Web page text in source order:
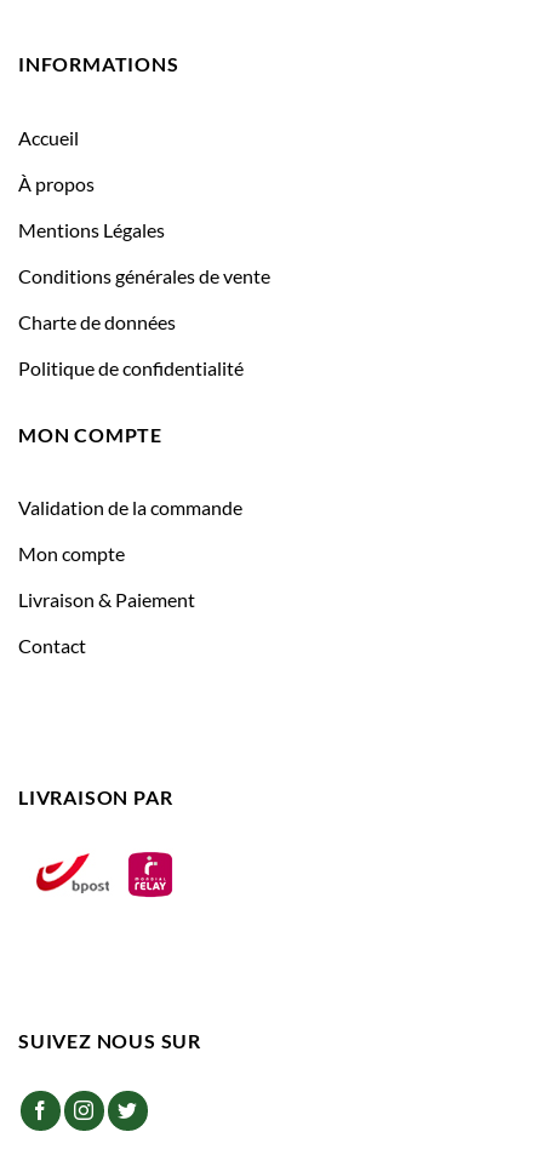
INFORMATIONS
Accueil
À propos
Mentions Légales
Conditions générales de vente
Charte de données
Politique de confidentialité
MON COMPTE
Validation de la commande
Mon compte
Livraison & Paiement
Contact
LIVRAISON PAR
SUIVEZ NOUS SUR